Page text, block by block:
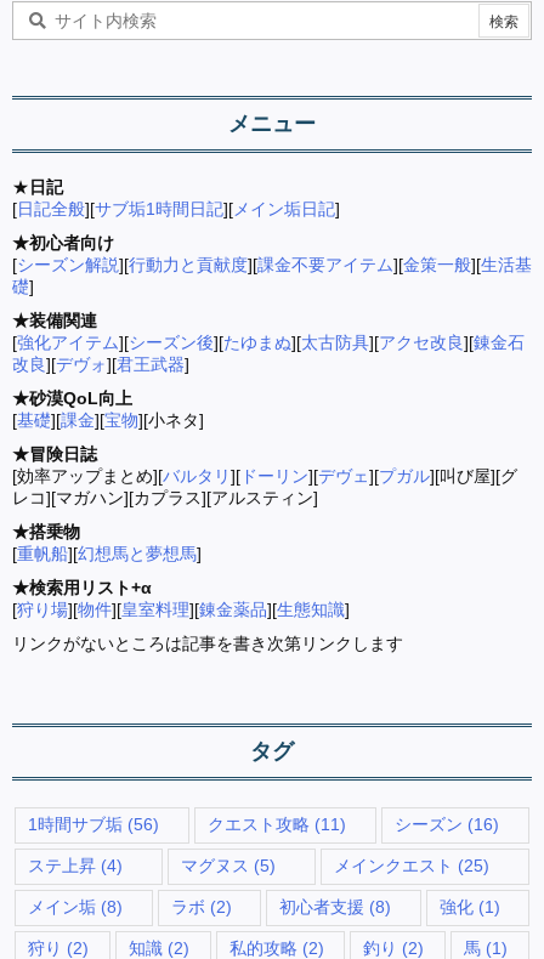
メニュー
★日記
[日記全般][サブ垢1時間日記][ メイン垢日記]
★初心者向け
[シーズン解説][行動力と貢献度][課金不要アイテム][金策一般][生活基
礎]
★装備関連
[強化アイテム][シーズン後][たゆまぬ][太古防具][アクセ改良][錬金石
改良][デヴォ][君王武器]
★砂漠QoL向上
[基礎][課金][宝物][小ネタ]
★冒険日誌
[効率アップまとめ][バルタリ][ ドーリン][デヴェ][プガル][叫び屋][グ
レコ][マガハン][カプラス][アルスティン]
★搭乗物
[重帆船][幻想馬と夢想馬]
★検索用リスト+α
[狩り場][物件][皇室料理][錬金薬品][生態知識]
リンクがないところは記事を書き次第リンクします
タグ
1時間サブ垢 (56) クエスト攻略 (11) シーズン (16)
ステ上昇 (4) マグヌス (5) メインクエスト (25)
メイン垢 (8) ラボ (2) 初心者支援 (8) 強化(1)
狩り (2) 知識(2) 私的攻略 (2) 釣り (2) 馬 (1)